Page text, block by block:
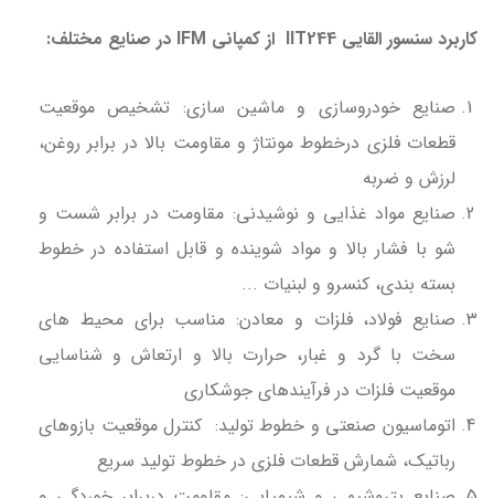
کاربرد سنسور القایی IIT244 از کمپانی IFM در صنایع مختلف:
صنایع خودروسازی و ماشین سازی: تشخیص موقعیت
قطعات فلزی درخطوط مونتاژ و مقاومت بالا در برابر روغن،
لرزش و ضربه
صنایع مواد غذایی و نوشیدنی: مقاومت در برابر شست و
شو با فشار بالا و مواد شوینده و قابل استفاده در خطوط
بسته بندی، کنسرو و لبنیات ...
صنایع فولاد، فلزات و معادن: مناسب برای محیط های
سخت با گرد و غبار، حرارت بالا و ارتعاش و شناسایی
موقعیت فلزات در فرآیندهای جوشکاری
اتوماسیون صنعتی و خطوط تولید: کنترل موقعیت بازوهای
رباتیک، شمارش قطعات فلزی در خطوط تولید سریع